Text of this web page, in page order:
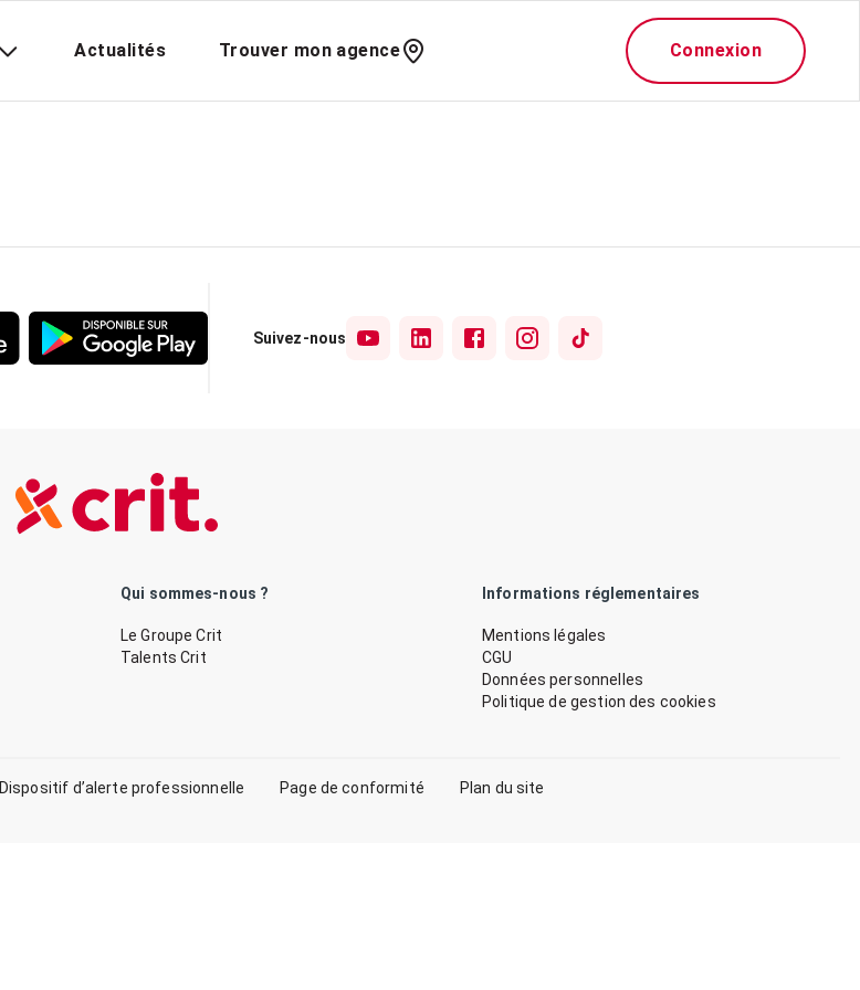
Actualités Trouver mon agence Connexion
Suivez-nous
Qui sommes-nous ?
Le Groupe Crit
Talents Crit
Informations réglementaires
Mentions légales
CGU
Données personnelles
Politique de gestion des cookies
Dispositif d’alerte professionnelle Page de conformité Plan du site